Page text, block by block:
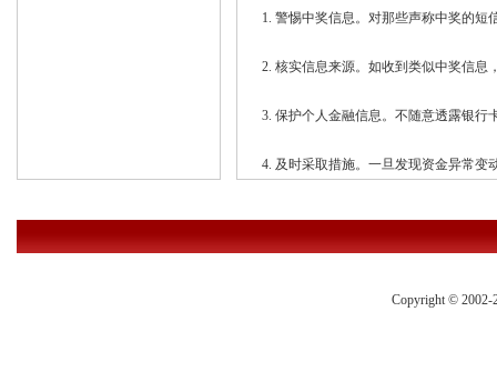
1. 警惕中奖信息。对那些声称中奖的
2. 核实信息来源。如收到类似中奖信息
3. 保护个人金融信息。不随意透露银行
4. 及时采取措施。一旦发现资金异常变
Copyright © 2002-